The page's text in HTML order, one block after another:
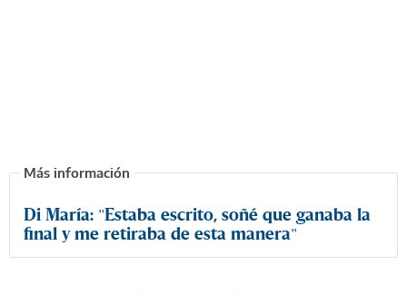
Di María: "Estaba escrito, soñé que ganaba la
final y me retiraba de esta manera"